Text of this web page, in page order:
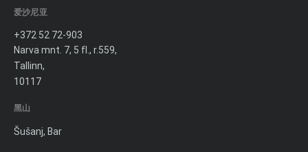
爱沙尼亚
+372 52 72-903
Narva mnt. 7, 5 fl., r.559,
Tallinn,
10117
黑山
Šušanj, Bar